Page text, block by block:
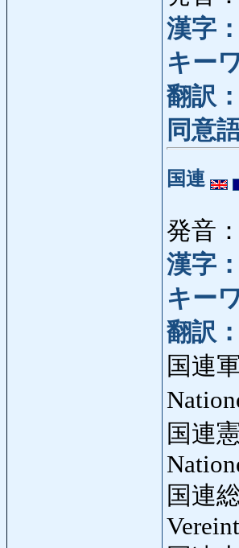
漢字：
キー
翻訳：
同意
国連
発音
漢字：
キー
翻訳：
国連
国連
国連